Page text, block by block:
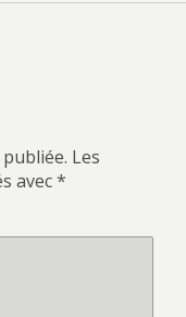
Les
avec*